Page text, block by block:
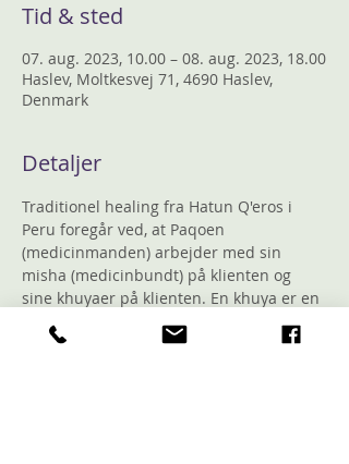
Tid & sted
07. aug. 2023, 10.00 – 08. aug. 2023, 18.00
Haslev, Moltkesvej 71, 4690 Haslev,
Denmark
Detaljer
Traditionel healing fra Hatun Q'eros i
Peru foregår ved, at Paqoen
(medicinmanden) arbejder med sin
misha (medicinbundt) på klienten og
sine khuyaer på klienten. En khuya er en
sten, der repræsenterer den levende
energi fra de naturånder, Paqoen